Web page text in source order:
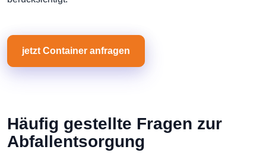
jetzt Container anfragen
Häufig gestellte Fragen zur
Abfallentsorgung